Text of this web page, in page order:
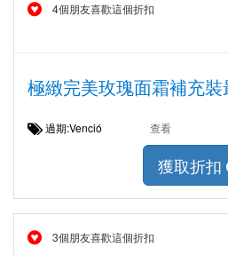
4個朋友喜歡這個折扣
極緻完美玫瑰面霜補充
過期:Venció 查看
獲取折扣
3個朋友喜歡這個折扣